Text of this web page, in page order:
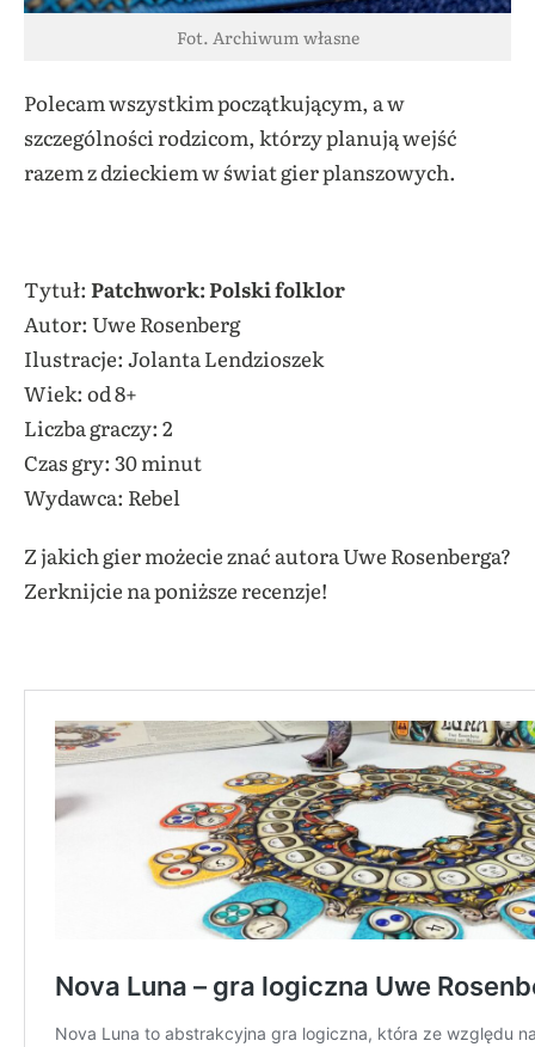
Fot. Archiwum własne
Polecam wszystkim początkującym, a w
szczególności rodzicom, którzy planują wejść
razem z dzieckiem w świat gier planszowych.
Tytuł: Patchwork: Polski folklor
Autor: Uwe Rosenberg
Ilustracje: Jolanta Lendzioszek
Wiek: od 8+
Liczba graczy: 2
Czas gry: 30 minut
Wydawca: Rebel
Z jakich gier możecie znać autora Uwe Rosenberga?
Zerknijcie na poniższe recenzje!